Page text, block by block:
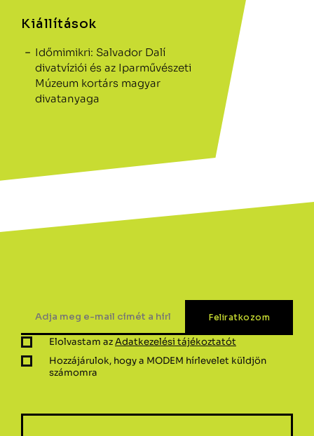
Kiállítások
Időmimikri: Salvador Dalí
divatvíziói és az Iparművészeti
Múzeum kortárs magyar
divatanyaga
Elolvastam azAdatkezelési tájékoztatót
Hozzájárulok, hogy a MODEM hírlevelet küldjön
számomra